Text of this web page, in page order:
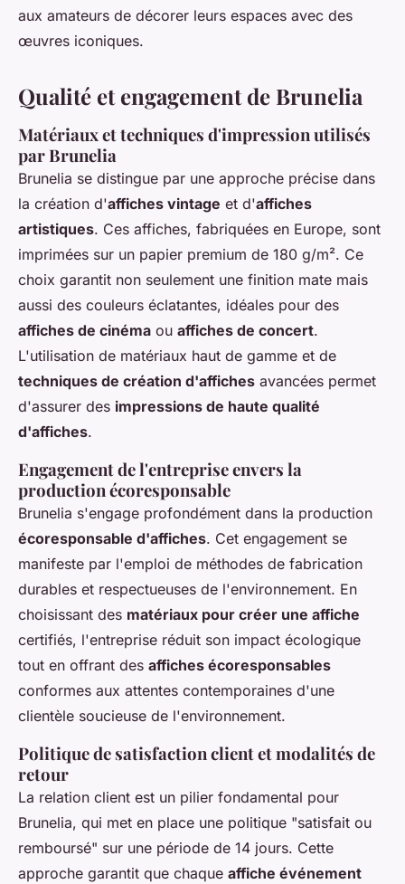
aux amateurs de décorer leurs espaces avec des
œuvres iconiques.
Qualité et engagement de Brunelia
Matériaux et techniques d'impression utilisés
par Brunelia
Brunelia se distingue par une approche précise dans
la création d'affiches vintage et d'affiches
artistiques. Ces affiches, fabriquées en Europe, sont
imprimées sur un papier premium de 180 g/m². Ce
choix garantit non seulement une finition mate mais
aussi des couleurs éclatantes, idéales pour des
affiches de cinéma ou affiches de concert.
L'utilisation de matériaux haut de gamme et de
techniques de création d'affiches avancées permet
d'assurer des impressions de haute qualité
d'affiches.
Engagement de l'entreprise envers la
production écoresponsable
Brunelia s'engage profondément dans la production
écoresponsable d'affiches. Cet engagement se
manifeste par l'emploi de méthodes de fabrication
durables et respectueuses de l'environnement. En
choisissant des matériaux pour créer une affiche
certifiés, l'entreprise réduit son impact écologique
tout en offrant des affiches écoresponsables
conformes aux attentes contemporaines d'une
clientèle soucieuse de l'environnement.
Politique de satisfaction client et modalités de
retour
La relation client est un pilier fondamental pour
Brunelia, qui met en place une politique "satisfait ou
remboursé" sur une période de 14 jours. Cette
approche garantit que chaque affiche événement